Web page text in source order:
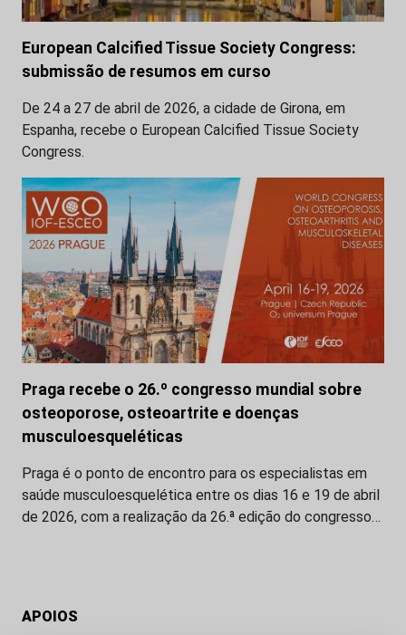
European Calcified Tissue Society Congress:
submissão de resumos em curso
De 24 a 27 de abril de 2026, a cidade de Girona, em
Espanha, recebe o European Calcified Tissue Society
Congress.
Praga recebe o 26.º congresso mundial sobre
osteoporose, osteoartrite e doenças
musculoesqueléticas
Praga é o ponto de encontro para os especialistas em
saúde musculoesquelética entre os dias 16 e 19 de abril
de 2026, com a realização da 26.ª edição do congresso…
APOIOS